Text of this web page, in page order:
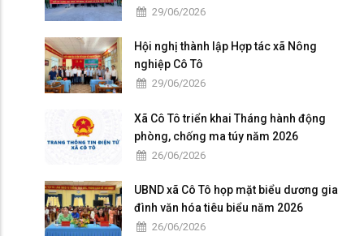
29/06/2026
Hội nghị thành lập Hợp tác xã Nông
nghiệp Cô Tô
29/06/2026
Xã Cô Tô triển khai Tháng hành động
phòng, chống ma túy năm 2026
26/06/2026
UBND xã Cô Tô họp mặt biểu dương gia
đình văn hóa tiêu biểu năm 2026
26/06/2026